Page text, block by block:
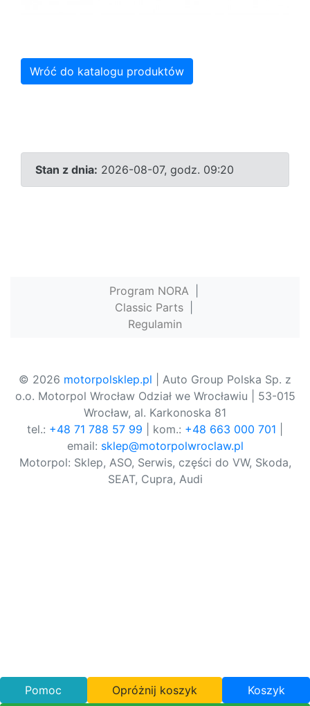
Wróć do katalogu produktów
Stan z dnia: 2026-08-07, godz. 09:20
Program NORA
Classic Parts
Regulamin
© 2026 motorpolsklep.pl | Auto Group Polska Sp. z
o.o. Motorpol Wrocław Odział we Wrocławiu | 53-015
Wrocław, al. Karkonoska 81
tel.: +48 71 788 57 99 | kom.: +48 663 000 701
email: sklep@motorpolwroclaw.pl
Motorpol: Sklep, ASO, Serwis, części do VW, Skoda,
SEAT, Cupra, Audi
Pomoc Opróżnij koszyk Koszyk